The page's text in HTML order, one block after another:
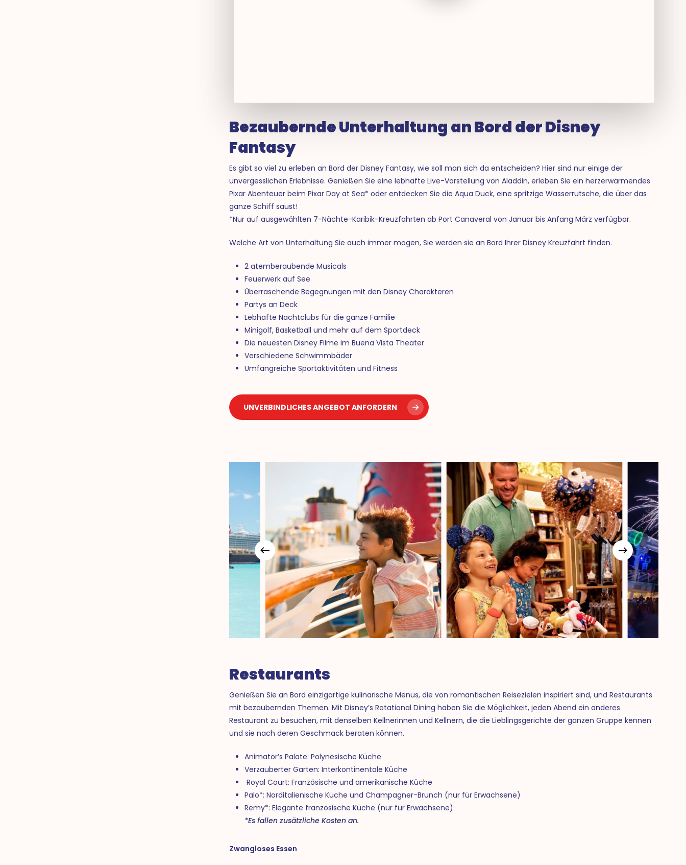
Bezaubernde Unterhaltung an Bord der Disney
Fantasy
Es gibt so viel zu erleben an Bord der Disney Fantasy, wie soll man sich da entscheiden? Hier sind nur einige der
unvergesslichen Erlebnisse. Genießen Sie eine lebhafte Live-Vorstellung von Aladdin, erleben Sie ein herzerwärmendes
Pixar Abenteuer beim Pixar Day at Sea* oder entdecken Sie die Aqua Duck, eine spritzige Wasserrutsche, die über das
ganze Schiff saust!
*Nur auf ausgewählten 7-Nächte-Karibik-Kreuzfahrten ab Port Canaveral von Januar bis Anfang März verfügbar.
Welche Art von Unterhaltung Sie auch immer mögen, Sie werden sie an Bord Ihrer Disney Kreuzfahrt finden.
2 atemberaubende Musicals
Feuerwerk auf See
Überraschende Begegnungen mit den Disney Charakteren
Partys an Deck
Lebhafte Nachtclubs für die ganze Familie
Minigolf, Basketball und mehr auf dem Sportdeck
Die neuesten Disney Filme im Buena Vista Theater
Verschiedene Schwimmbäder
Umfangreiche Sportaktivitäten und Fitness
UNVERBINDLICHES ANGEBOT ANFORDERN
Restaurants
Genießen Sie an Bord einzigartige kulinarische Menüs, die von romantischen Reisezielen inspiriert sind, und Restaurants
mit bezaubernden Themen. Mit Disney’s Rotational Dining haben Sie die Möglichkeit, jeden Abend ein anderes
Restaurant zu besuchen, mit denselben Kellnerinnen und Kellnern, die die Lieblingsgerichte der ganzen Gruppe kennen
und sie nach deren Geschmack beraten können.
Animator’s Palate: Polynesische Küche
Verzauberter Garten: Interkontinentale Küche
Royal Court: Französische und amerikanische Küche
Palo*: Norditalienische Küche und Champagner-Brunch (nur für Erwachsene)
Remy*: Elegante französische Küche (nur für Erwachsene)
*Es fallen zusätzliche Kosten an.
Zwangloses Essen